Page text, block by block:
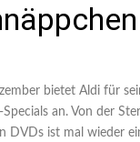
bietet Aldi für
an. Von der
DVDs ist mal wieder